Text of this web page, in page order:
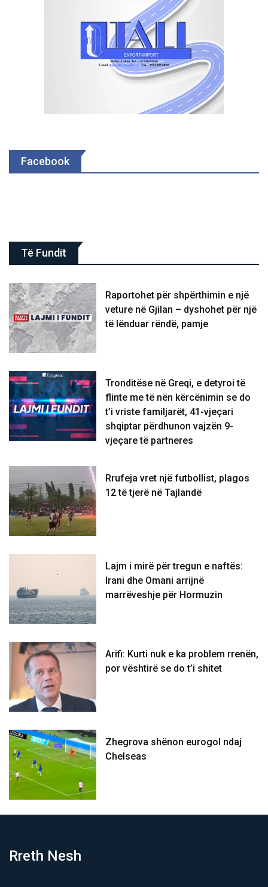
Facebook
Të Fundit
Raportohet për shpërthimin e një
veture në Gjilan – dyshohet për një
të lënduar rëndë, pamje
Tronditëse në Greqi, e detyroi të
flinte me të nën kërcënimin se do
t’i vriste familjarët, 41-vjeçari
shqiptar përdhunon vajzën 9-
vjeçare të partneres
Rrufeja vret një futbollist, plagos
12 të tjerë në Tajlandë
Lajm i mirë për tregun e naftës:
Irani dhe Omani arrijnë
marrëveshje për Hormuzin
Arifi: Kurti nuk e ka problem rrenën,
por vështirë se do t’i shitet
Zhegrova shënon eurogol ndaj
Chelseas
Rreth Nesh